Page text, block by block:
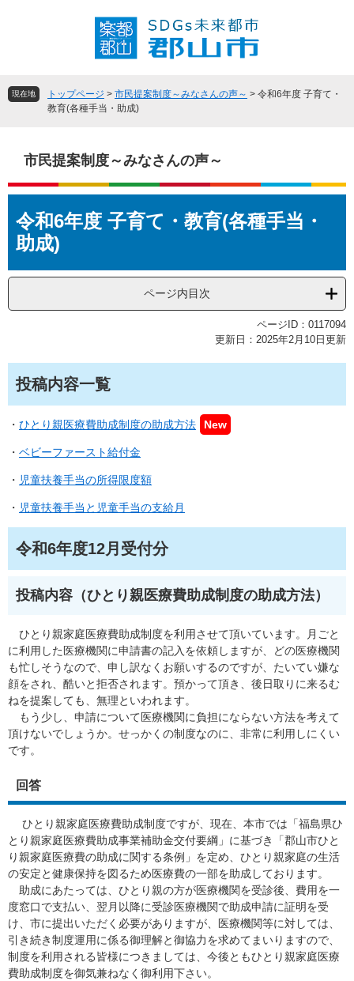
頭
飛
へ
現在地 トップページ > 市民提案制度～みなさんの声～ > 令和6年度 子育て・
教育(各種手当・助成)
市民提案制度～みなさんの声～
文令和6年度 子育て・教育(各種手当・
助成)
ページ内目次
ページID：0117094
更新日：2025年2月10日更新
投稿内容一覧
・ ひとり親医療費助成制度の助成方法 New
・ ベビーファースト給付金
・ 児童扶養手当の所得限度額
・ 児童扶養手当と児童手当の支給月
令和6年度12月受付分
投稿内容（ひとり親医療費助成制度の助成方法）
ひとり親家庭医療費助成制度を利用させて頂いています。月ごと
に利用した医療機関に申請書の記入を依頼しますが、どの医療機関
も忙しそうなので、申し訳なくお願いするのですが、たいてい嫌な
顔をされ、酷いと拒否されます。預かって頂き、後日取りに来るむ
ねを提案しても、無理といわれます。
もう少し、申請について医療機関に負担にならない方法を考えて
頂けないでしょうか。せっかくの制度なのに、非常に利用しにくい
です。
回答
ひとり親家庭医療費助成制度ですが、現在、本市では「福島県ひ
とり親家庭医療費助成事業補助金交付要綱」に基づき「郡山市ひと
り親家庭医療費の助成に関する条例」を定め、ひとり親家庭の生活
の安定と健康保持を図るため医療費の一部を助成しております。
助成にあたっては、ひとり親の方が医療機関を受診後、費用を一
度窓口で支払い、翌月以降に受診医療機関で助成申請に証明を受
け、市に提出いただく必要がありますが、医療機関等に対しては、
引き続き制度運用に係る御理解と御協力を求めてまいりますので、
制度を利用される皆様につきましては、今後ともひとり親家庭医療
費助成制度を御気兼ねなく御利用下さい。